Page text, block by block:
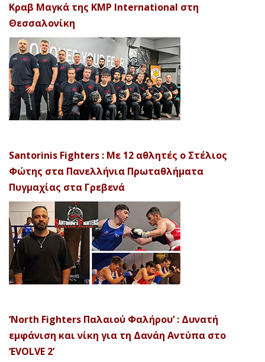
Κραβ Μαγκά της KMP International στη
Θεσσαλονίκη
Santorinis Fighters : Με 12 αθλητές ο Στέλιος
Φώτης στα Πανελλήνια Πρωταθλήματα
Πυγμαχίας στα Γρεβενά
‘North Fighters Παλαιού Φαλήρου’ : Δυνατή
εμφάνιση και νίκη για τη Δανάη Αντύπα στο
‘EVOLVE 2’